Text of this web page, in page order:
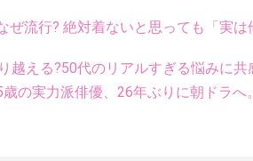
流行? 絶対着ないと思っても「実は
越える?50代のリアルすぎる悩みに共
の実力派俳優、26年ぶりに朝ドラへ